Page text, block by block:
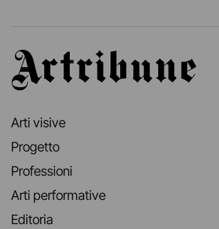
Artribune
Arti visive
Progetto
Professioni
Arti performative
Editoria